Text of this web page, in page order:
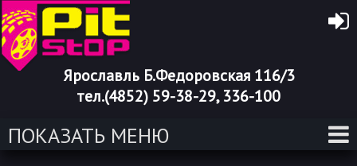
Ярославль Б.Федоровская 116/3
тел.(4852) 59-38-29, 336-100
ПОКАЗАТЬ МЕНЮ